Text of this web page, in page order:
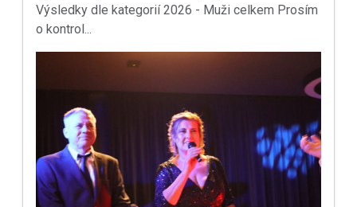
Výsledky dle kategorií 2026 - Muži celkem Prosím
o kontrol...